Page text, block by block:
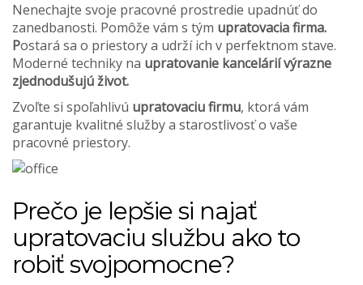
Nenechajte svoje pracovné prostredie upadnúť do
zanedbanosti. Pomôže vám s tým upratovacia firma.
Postará sa o priestory a udrží ich v perfektnom stave.
Moderné techniky na upratovanie kancelárií výrazne
zjednodušujú život.
Zvoľte si spoľahlivú upratovaciu firmu, ktorá vám
garantuje kvalitné služby a starostlivosť o vaše
pracovné priestory.
Prečo je lepšie si najať
upratovaciu službu ako to
robiť svojpomocne?